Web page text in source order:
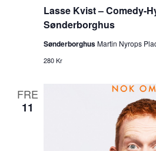
Lasse Kvist – Comedy-
Sønderborghus
SønderborghusMartin Nyrops
280 Kr
FRE
11